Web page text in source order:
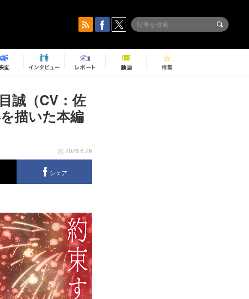
誠（CV：佐
描いた本編
2026.6.26
シェア